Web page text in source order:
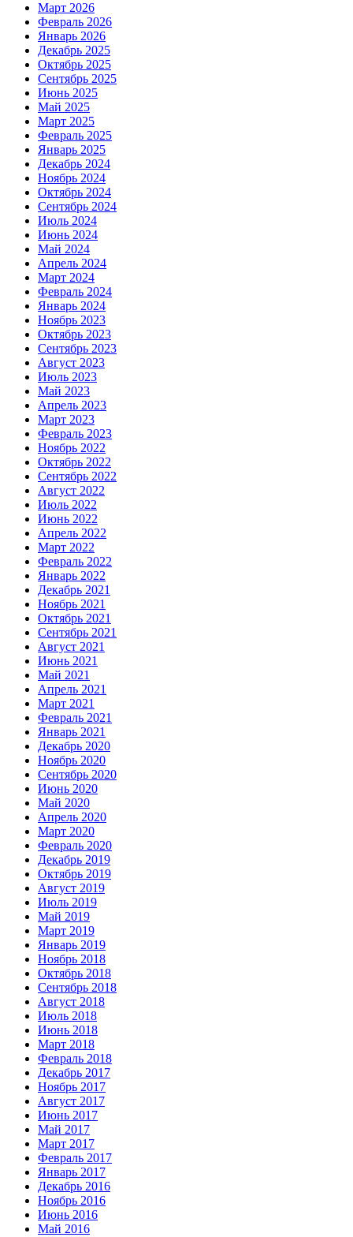
Март 2026
Февраль 2026
Январь 2026
Декабрь 2025
Октябрь 2025
Сентябрь 2025
Июнь 2025
Май 2025
Март 2025
Февраль 2025
Январь 2025
Декабрь 2024
Ноябрь 2024
Октябрь 2024
Сентябрь 2024
Июль 2024
Июнь 2024
Май 2024
Апрель 2024
Март 2024
Февраль 2024
Январь 2024
Ноябрь 2023
Октябрь 2023
Сентябрь 2023
Август 2023
Июль 2023
Май 2023
Апрель 2023
Март 2023
Февраль 2023
Ноябрь 2022
Октябрь 2022
Сентябрь 2022
Август 2022
Июль 2022
Июнь 2022
Апрель 2022
Март 2022
Февраль 2022
Январь 2022
Декабрь 2021
Ноябрь 2021
Октябрь 2021
Сентябрь 2021
Август 2021
Июнь 2021
Май 2021
Апрель 2021
Март 2021
Февраль 2021
Январь 2021
Декабрь 2020
Ноябрь 2020
Сентябрь 2020
Июнь 2020
Май 2020
Апрель 2020
Март 2020
Февраль 2020
Декабрь 2019
Октябрь 2019
Август 2019
Июль 2019
Май 2019
Март 2019
Январь 2019
Ноябрь 2018
Октябрь 2018
Сентябрь 2018
Август 2018
Июль 2018
Июнь 2018
Март 2018
Февраль 2018
Декабрь 2017
Ноябрь 2017
Август 2017
Июнь 2017
Май 2017
Март 2017
Февраль 2017
Январь 2017
Декабрь 2016
Ноябрь 2016
Июнь 2016
Май 2016